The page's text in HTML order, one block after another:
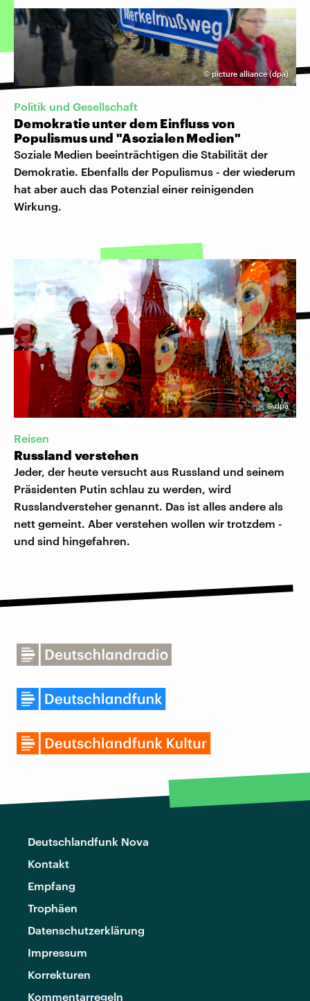
©picture alliance (dpa)
Politik und Gesellschaft
Demokratie unter dem Einfluss von
Populismus und "Asozialen Medien"
Soziale Medien beeinträchtigen die Stabilität der
Demokratie. Ebenfalls der Populismus - der wiederum
hat aber auch das Potenzial einer reinigenden
Wirkung.
©dpa
Reisen
Russland verstehen
Jeder, der heute versucht aus Russland und seinem
Präsidenten Putin schlau zu werden, wird
Russlandversteher genannt. Das ist alles andere als
nett gemeint. Aber verstehen wollen wir trotzdem -
und sind hingefahren.
Deutschlandfunk Nova
Kontakt
Empfang
Trophäen
Datenschutzerklärung
Impressum
Korrekturen
Kommentarregeln